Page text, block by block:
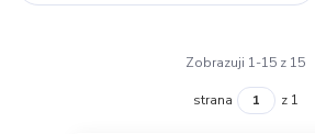
Zobrazuji 1-15 z 15
strana z 1